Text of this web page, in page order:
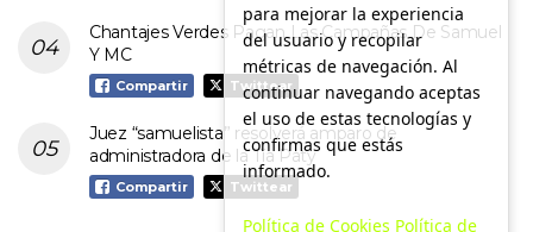
Chantajes Verdes Pagan Las Campañas De Samuel
Y MC
Compartir Twittear
Juez “samuelista” resolverá amparo de
administradora de la Tía Paty
Compartir Twittear
para mejorar la experiencia
del usuario y recopilar
métricas de navegación. Al
continuar navegando aceptas
el uso de estas tecnologías y
confirmas que estás
informado.
Política de Cookies Política de